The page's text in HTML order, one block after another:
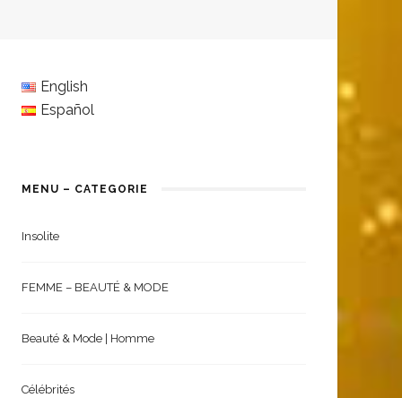
English
Español
MENU – CATEGORIE
Insolite
FEMME – BEAUTÉ & MODE
Beauté & Mode | Homme
Célébrités